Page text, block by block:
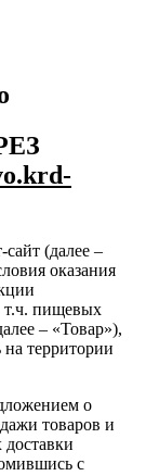
(далее –
оказания
т.ч. пищевых
– «Товар»),
территории
о
товаров и
с